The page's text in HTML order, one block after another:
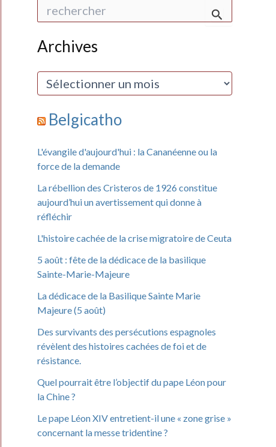
h
e
c
Archives
A
i
e
s
Belgicatho
L'évangile d'aujourd'hui : la Cananéenne ou la
force de la demande
La rébellion des Cristeros de 1926 constitue
aujourd’hui un avertissement qui donne à
réfléchir
L'histoire cachée de la crise migratoire de Ceuta
5 août : fête de la dédicace de la basilique
Sainte-Marie-Majeure
La dédicace de la Basilique Sainte Marie
Majeure (5 août)
Des survivants des persécutions espagnoles
révèlent des histoires cachées de foi et de
résistance.
Quel pourrait être l’objectif du pape Léon pour
la Chine ?
Le pape Léon XIV entretient-il une « zone grise »
concernant la messe tridentine ?